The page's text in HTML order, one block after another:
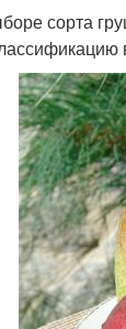
сорта